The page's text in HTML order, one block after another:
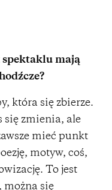
spektaklu mają
która się zbierze.
się zmienia, ale
mieć punkt
motyw, coś,
To jest
można się